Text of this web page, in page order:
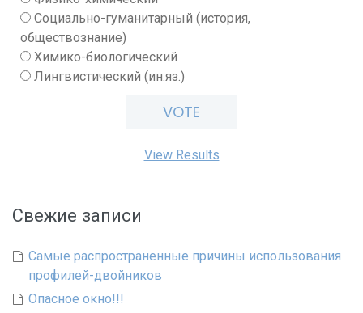
Социально-гуманитарный (история,
обществознание)
Химико-биологический
Лингвистический (ин.яз.)
View Results
Свежие записи
Самые распространенные причины использования
профилей-двойников
Опасное окно!!!